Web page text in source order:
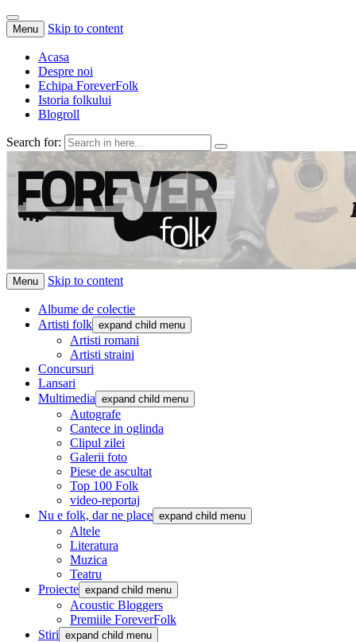
Menu Skip to content
Acasa
Despre noi
Echipa ForeverFolk
Istoria folkului
Blogroll
Search for:
ForeverFolk
Muzica sufletului tau
Menu Skip to content
Albume de colectie
Artisti folk expand child menu
Artisti romani
Artisti straini
Concursuri
Lansari
Multimedia expand child menu
Autografe
Cantece in oglinda
Clipul zilei
Galerii foto
Piese de ascultat
Top 100 Folk
video-reportaj
Nu e folk, dar ne place expand child menu
Altele
Literatura
Muzica
Teatru
Proiecte expand child menu
Acoustic Bloggers
Premiile ForeverFolk
Stiri expand child menu